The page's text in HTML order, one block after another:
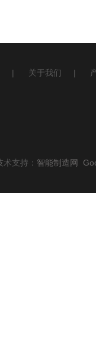
| 关于我们 |
术支持： 智能制造网